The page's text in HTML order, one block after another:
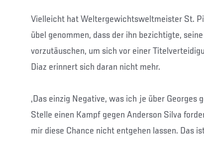
Vielleicht hat Weltergewichtsweltmeister St.
übel genommen, dass der ihn bezichtigte,
vorzutäuschen, um sich vor einer
Diaz erinnert sich daran nicht mehr.
„Das einzig Negative, was ich je über Georges
Stelle einen Kampf gegen Anderson Silva
mir diese Chance nicht entgehen lassen. Das